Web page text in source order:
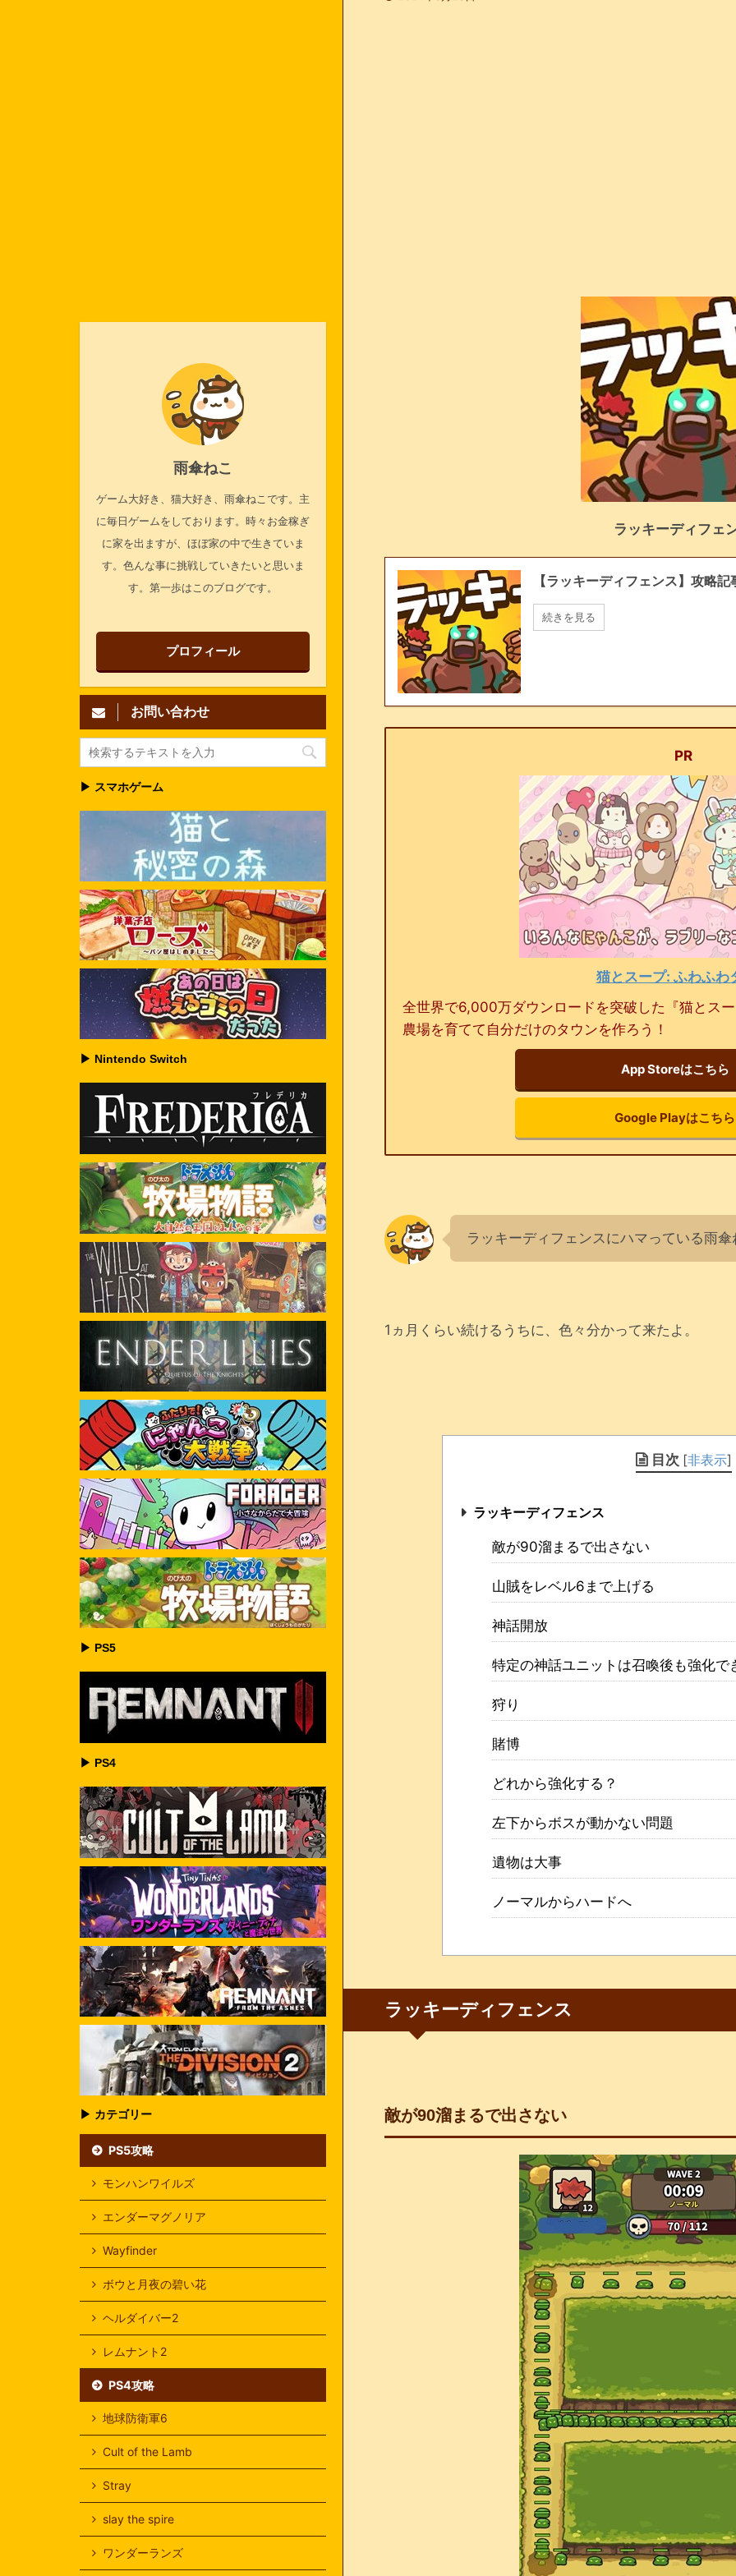
ラッキーディフェ
【ラッキーディフェンス】攻略記
続きを見る
PR
猫とスープ: ふわふわ
全世界で6,000万ダウンロードを突破した『猫とス
農場を育てて自分だけのタウンを作ろう！
App Storeはこちら
Google Playはこちら
ラッキーディフェンスにハマっている雨
1ヵ月くらい続けるうちに、色々分かって来たよ。
目次 [非表示]
ラッキーディフェンス
敵が90溜まるで出さない
山賊をレベル6まで上げる
神話開放
特定の神話ユニットは召喚後も強化で
狩り
賭博
どれから強化する？
左下からボスが動かない問題
遺物は大事
ノーマルからハードへ
ラッキーディフェンス
敵が90溜まるで出さない
雨傘ねこ
ゲーム大好き、猫大好き、雨傘ねこです。主
に毎日ゲームをしております。時々お金稼ぎ
に家を出ますが、ほぼ家の中で生きていま
す。色んな事に挑戦していきたいと思いま
す。第一歩はこのブログです。
プロフィール
お問い合わせ
▶ スマホゲーム
▶ Nintendo Switch
▶ PS5
▶ PS4
▶ カテゴリー
PS5攻略
モンハンワイルズ
エンダーマグノリア
Wayfinder
ボウと月夜の碧い花
ヘルダイバー2
レムナント2
PS4攻略
地球防衛軍6
Cult of the Lamb
Stray
slay the spire
ワンダーランズ